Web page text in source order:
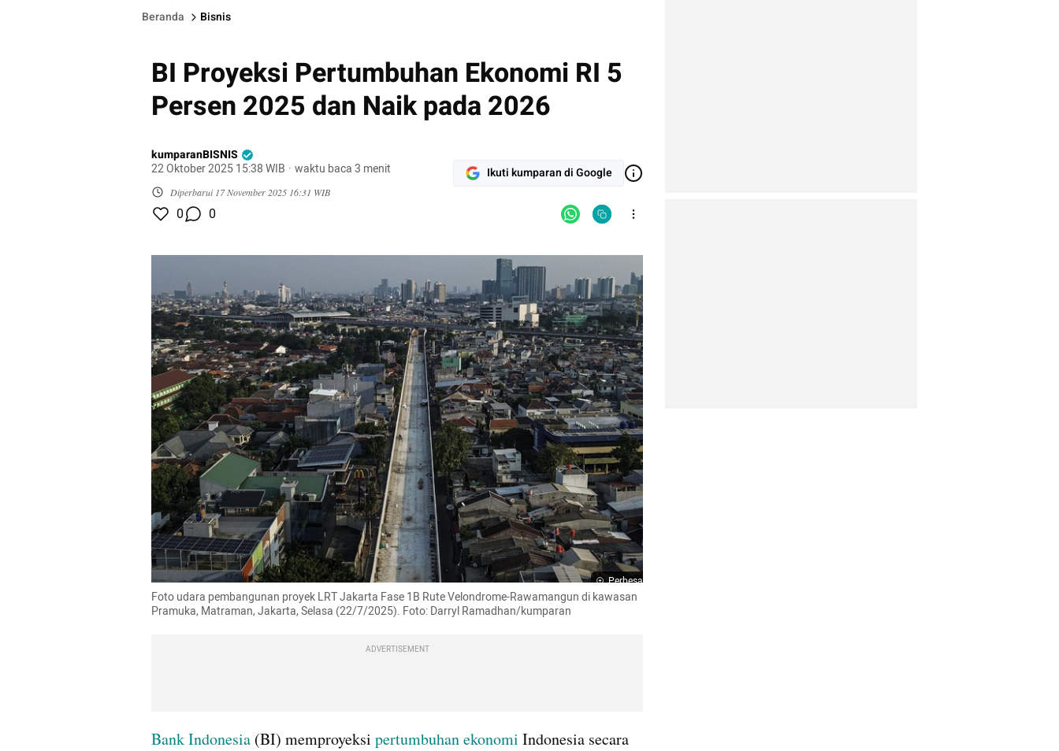
Beranda Bisnis
BI Proyeksi Pertumbuhan Ekonomi RI 5
Persen 2025 dan Naik pada 2026
kumparanBISNIS
22 Oktober 2025 15:38 WIB · waktu baca 3 menit
Diperbarui 17 November 2025 16:31 WIB
Ikuti kumparan di Google
0 0
Perbesar
Foto udara pembangunan proyek LRT Jakarta Fase 1B Rute Velondrome-Rawamangun di kawasan
Pramuka, Matraman, Jakarta, Selasa (22/7/2025). Foto: Darryl Ramadhan/kumparan
ADVERTISEMENT
Bank Indonesia (BI) memproyeksi pertumbuhan ekonomi Indonesia secara